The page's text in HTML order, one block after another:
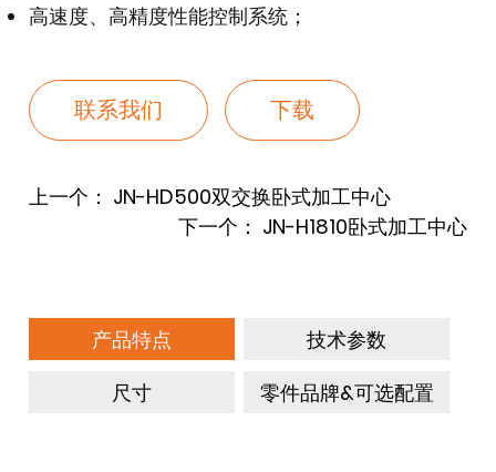
高速度、高精度性能控制系统；
联系我们 下载
上一个： JN-HD500双交换卧式加工中心
下一个： JN-H1810卧式加工中心
产品特点
技术参数
尺寸
零件品牌&可选配置